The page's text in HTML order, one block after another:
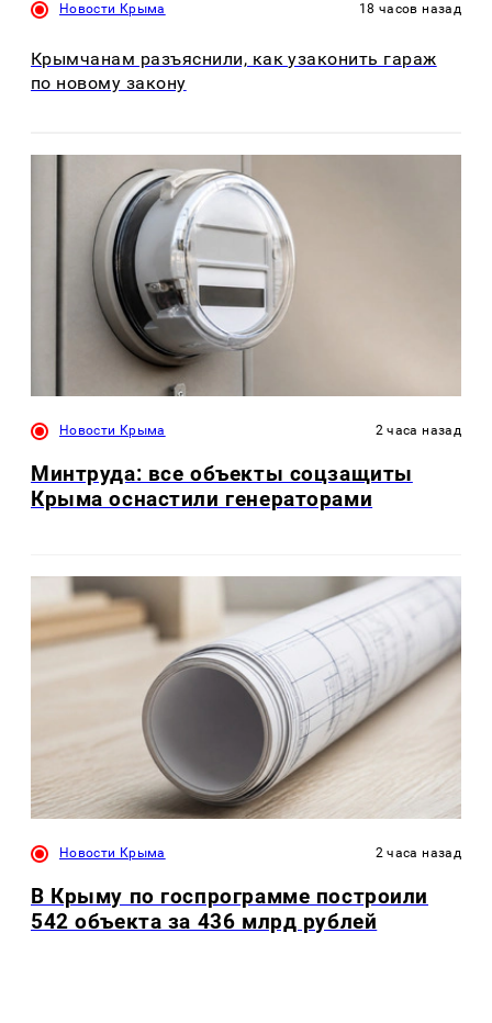
Новости Крыма 18 часов назад
Крымчанам разъяснили, как узаконить гараж
по новому закону
Новости Крыма 2 часа назад
Минтруда: все объекты соцзащиты
Крыма оснастили генераторами
Новости Крыма 2 часа назад
В Крыму по госпрограмме построили
542 объекта за 436 млрд рублей